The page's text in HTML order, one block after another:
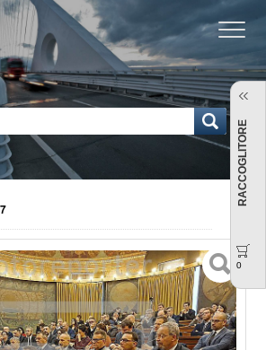
RACCOGLITORE
0